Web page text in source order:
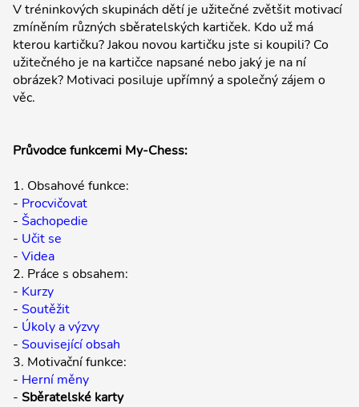
V tréninkových skupinách dětí je užitečné zvětšit motivací
zmíněním různých sběratelských kartiček. Kdo už má
kterou kartičku? Jakou novou kartičku jste si koupili? Co
užitečného je na kartičce napsané nebo jaký je na ní
obrázek? Motivaci posiluje upřímný a společný zájem o
věc.
Průvodce funkcemi My-Chess:
1. Obsahové funkce:
- Procvičovat
- Šachopedie
- Učit se
- Videa
2. Práce s obsahem:
- Kurzy
- Soutěžit
- Úkoly a výzvy
- Související obsah
3. Motivační funkce:
- Herní měny
- Sběratelské karty